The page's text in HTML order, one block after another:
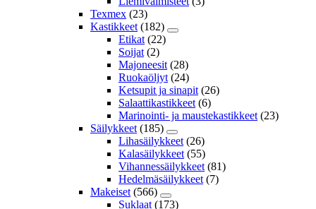
Texmex (23)
Kastikkeet (182)
Etikat (22)
Soijat (2)
Majoneesit (28)
Ruokaöljyt (24)
Ketsupit ja sinapit (26)
Salaattikastikkeet (6)
Marinointi- ja maustekastikkeet (23)
Säilykkeet (185)
Lihasäilykkeet (26)
Kalasäilykkeet (55)
Vihannessäilykkeet (81)
Hedelmäsäilykkeet (7)
Makeiset (566)
Suklaat (173)